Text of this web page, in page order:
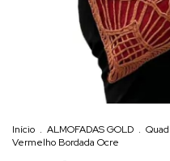
Início . ALMOFADAS GOLD .
Vermelho Bordada Ocre